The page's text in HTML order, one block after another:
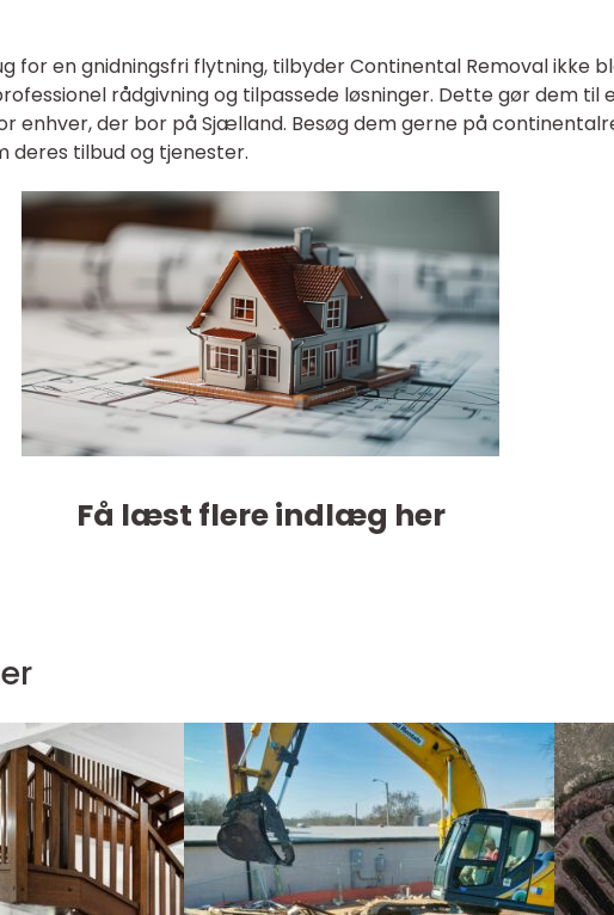
for en gnidningsfri flytning, tilbyder Continental Removal ikke
rådgivning og tilpassede løsninger. Dette gør dem til
enhver, der bor på Sjælland. Besøg dem gerne på
tilbud og tjenester.
Få læst flere indlæg her